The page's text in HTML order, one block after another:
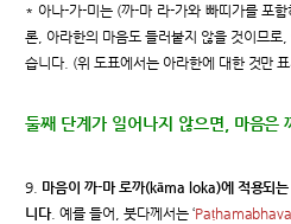
* 아나-가-미는 (까-마 라-가와 빠띠가를 포
론, 아라한의 마음도 들러붙지 않을 것이므
습니다. (위 도표에서는 아라한에 대한 것만
둘째 단계가 일어나지 않으면, 마음은
9. 마음이 까-마 로까(kāma loka)에 적용되
니다. 예를 들어, 붓다께서는 ‘